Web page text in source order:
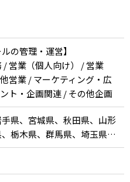
の管理・運営】
/ 営業（個人向け） / 営業
営業 / マーケティング・広
ト・企画関連 / その他企画
県、宮城県、秋田県、山形
栃木県、群馬県、埼玉県、
川県、新潟県、富山県、石
、岐阜県、静岡県、愛知
京都府、大阪府、兵庫県、